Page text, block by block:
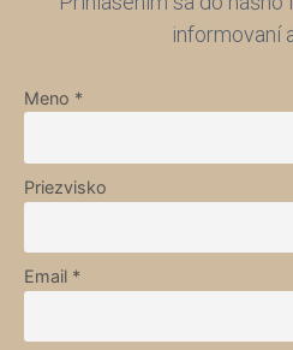
informovaní
Meno *
Priezvisko
Email *